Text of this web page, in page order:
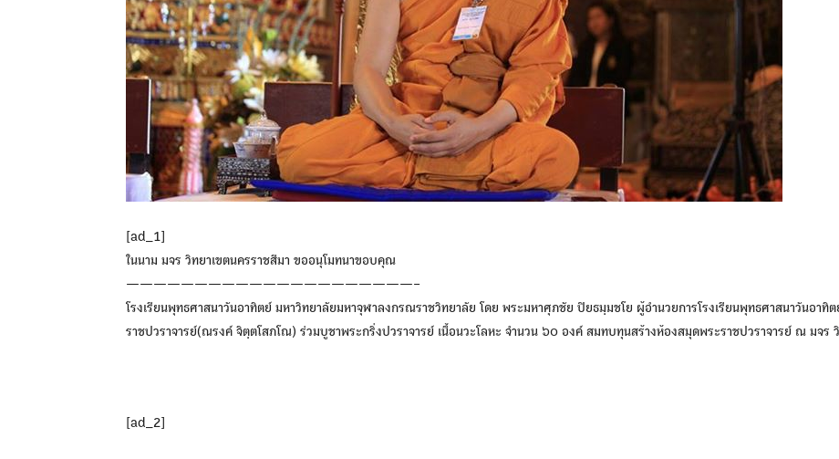
[ad_1]
ในนาม มจร วิทยาเขตนครราชสีมา ขออนุโมทนาขอบคุณ
—————————————————————–
โรงเรียนพุทธศาสนาวันอาทิตย์ มหาวิทยาลัยมหาจุฬาลงกรณราชวิทยาลัย โดย พระมหาศุภชัย ปิยธมฺมชโย ผู้อำนวยการโรงเรียนพุทธศาสนาวันอาทิต
ราชปวราจารย์(ณรงค์ จิตฺตโสภโณ) ร่วมบูชาพระกริ่งปวราจารย์ เนื้อนวะโลหะ จำนวน ๖๐ องค์ สมทบทุนสร้างห้องสมุดพระราชปวราจารย์ ณ มจร
آون خلا
[ad_2]